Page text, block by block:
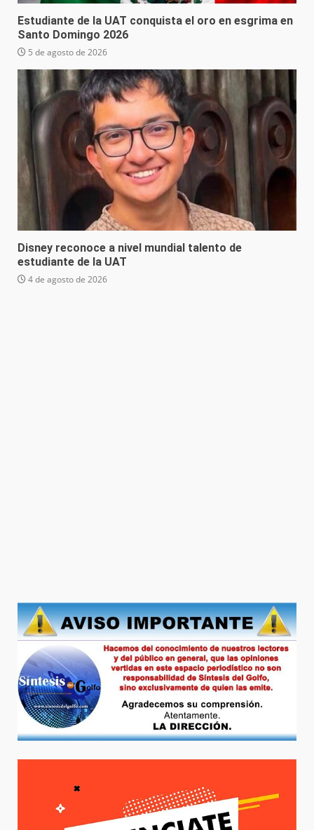
Estudiante de la UAT conquista el oro en esgrima en
Santo Domingo 2026
5 de agosto de 2026
Disney reconoce a nivel mundial talento de
estudiante de la UAT
4 de agosto de 2026